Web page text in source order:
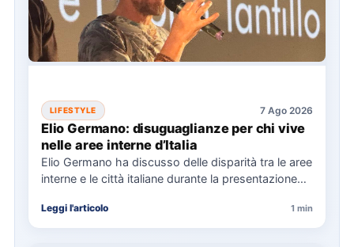
LIFESTYLE 7 Ago 2026
Elio Germano: disuguaglianze per chi vive
nelle aree interne d’Italia
Elio Germano ha discusso delle disparità tra le aree
interne e le città italiane durante la presentazione
Leggi l'articolo 1 min